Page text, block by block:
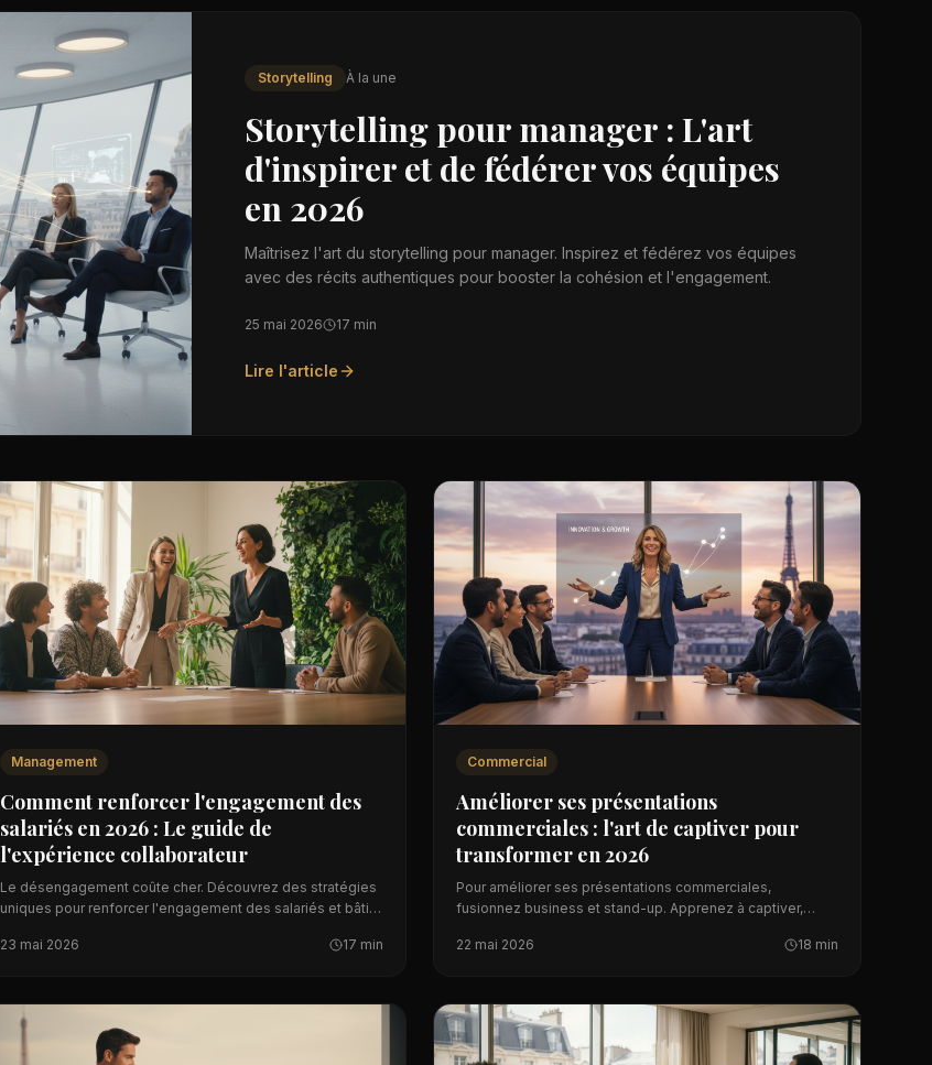
Storytelling À la une
Storytelling pour manager : L'art
d'inspirer et de fédérer vos équipes
en 2026
Maîtrisez l'art du storytelling pour manager. Inspirez et fédérez vos équipes
avec des récits authentiques pour booster la cohésion et l'engagement.
25 mai 2026 17 min
Lire l'article
Management
Comment renforcer l'engagement des
salariés en 2026 : Le guide de
l'expérience collaborateur
Le désengagement coûte cher. Découvrez des stratégies
uniques pour renforcer l'engagement des salariés et bâtir
23 mai 2026
17 min
Commercial
Améliorer ses présentations
commerciales : l'art de captiver pour
transformer en 2026
Pour améliorer ses présentations commerciales,
fusionnez business et stand-up. Apprenez à captiver,
22 mai 2026
18 min